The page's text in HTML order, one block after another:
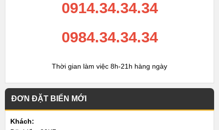
0914.34.34.34
0984.34.34.34
Thời gian làm việc 8h-21h hàng ngày
ĐƠN ĐẶT BIỂN MỚI
Khách: